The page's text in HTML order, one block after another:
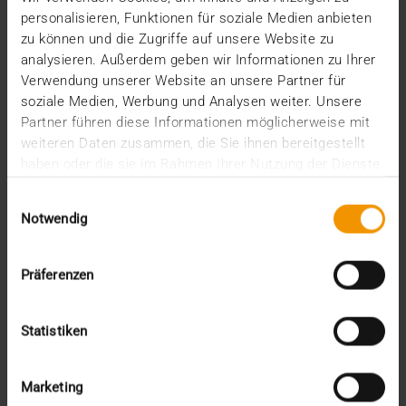
personalisieren, Funktionen für soziale Medien anbieten
zu können und die Zugriffe auf unsere Website zu
analysieren. Außerdem geben wir Informationen zu Ihrer
Verwendung unserer Website an unsere Partner für
soziale Medien, Werbung und Analysen weiter. Unsere
Partner führen diese Informationen möglicherweise mit
weiteren Daten zusammen, die Sie ihnen bereitgestellt
Notwendig
Präferenzen
Statistiken
Marketing
VISUS HEALTH IT
MEHR ERFAHREN